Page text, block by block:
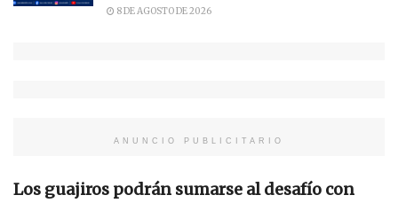
8 DE AGOSTO DE 2026
ANUNCIO PUBLICITARIO
Los guajiros podrán sumarse al desafío con